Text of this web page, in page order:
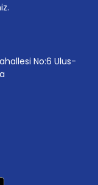
No:6 Ulus-